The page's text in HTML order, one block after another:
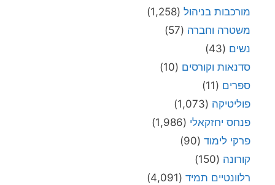
מורכבות בניהול (1,258)
משטרה וחברה (57)
נשים (43)
סדנאות וקורסים (10)
ספרים (11)
פוליטיקה (1,073)
פנחס יחזקאלי (1,986)
פרקי לימוד (90)
קורונה (150)
רלוונטיים תמיד (4,091)